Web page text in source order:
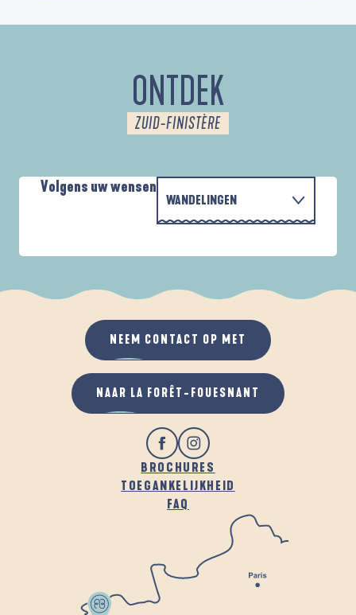
ONTDEK
ZUID-FINISTÈRE
Volgens uw wensen
WANDELINGEN
ALS HET REGENT
IN DE FRISSE LUCHT
BROCHURES
TOEGANKELIJKHEID
FAQ
NEEM CONTACT OP MET
NAAR LA FORÊT-FOUESNANT